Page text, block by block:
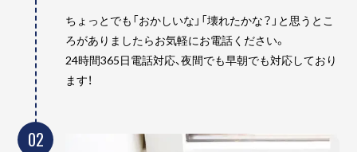
ちょっとでも「おかしいな」「壊れたかな？」と思うとこ
ろがありましたらお気軽にお電話ください。
24時間365日電話対応、夜間でも早朝でも対応しており
ます！
02